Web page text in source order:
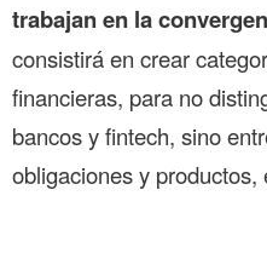
trabajan en la
consistirá en crear
financieras, para no
bancos y fintech, sino
obligaciones y productos,